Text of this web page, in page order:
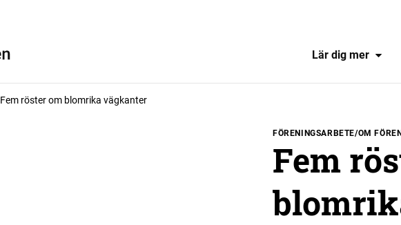
Lär dig mer
Fem röster om blomrika vägkanter
FÖRENINGSARBETE/OM
Fem